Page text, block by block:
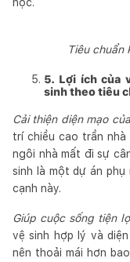
Tiêu chuẩn
5. Lợi ích của
sinh theo tiêu
Cải thiện diện mạo
trí chiều cao trần nhà
ngôi nhà mất đi sự
sinh là một dự án
cạnh này.
Giúp cuộc sống tiện
vệ sinh hợp lý và
nên thoải mái hơn